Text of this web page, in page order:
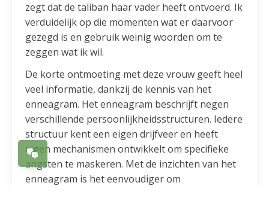
zegt dat de taliban haar vader heeft ontvoerd. Ik
verduidelijk op die momenten wat er daarvoor
gezegd is en gebruik weinig woorden om te
zeggen wat ik wil.
De korte ontmoeting met deze vrouw geeft heel
veel informatie, dankzij de kennis van het
enneagram. Het enneagram beschrijft negen
verschillende persoonlijkheidsstructuren. Iedere
structuur kent een eigen drijfveer en heeft
eigen mechanismen ontwikkelt om specifieke
angsten te maskeren. Met de inzichten van het
enneagram is het eenvoudiger om